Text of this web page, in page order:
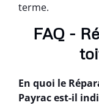
terme.
FAQ -
En quoi le
Payrac est-il